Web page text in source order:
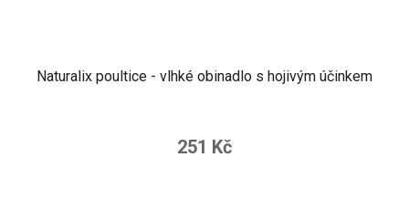
Naturalix poultice - vlhké obinadlo s hojivým účinkem
251 Kč